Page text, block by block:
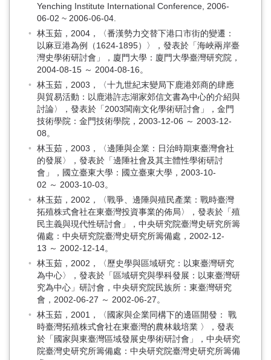
Yenching Institute International Conference, 2006-
06-02 ~ 2006-06-04.
林玉茹，2004，〈番漢勢力交替下港口市街的變遷：
以麻豆港為例（1624-1895）〉，發表於「海峽兩岸臺
灣史學術研討會」，廈門大學：廈門大學臺灣研究院，
2004-08-15 ～ 2004-08-16。
林玉茹，2003，〈十九世紀末變局下鹿港郊商的肆應
與貿易活動：以鹿港許志湖家郊信文書為中心的介紹與
討論〉，發表於「2003閩南文化學術研討會」，金門
技術學院：金門技術學院，2003-12-06 ～ 2003-12-
08。
林玉茹，2003，〈邊陲與企業：日治時期東臺灣會社
的發展〉，發表於「邊陲社會及其主體性學術研討
會」，國立臺東大學：國立臺東大學，2003-10-
02 ～ 2003-10-03。
林玉茹，2002，〈戰爭、邊陲與殖民產業：戰時臺灣
拓殖株式會社在東臺灣投資事業的佈局〉，發表於「殖
民主義與現代性研討會」，中央研究院臺灣史研究所籌
備處：中央研究院臺灣史研究所籌備處，2002-12-
13 ～ 2002-12-14。
林玉茹，2002，〈歷史學與區域研究：以東臺灣研究
為中心〉，發表於「區域研究與學科發展：以東臺灣研
究為中心」研討會，中央研究院民族所：東臺灣研究
會，2002-06-27 ～ 2002-06-27。
林玉茹，2001，〈國家與企業同構下的邊區開發： 戰
時臺灣拓殖株式會社在東臺灣的農林栽培業 〉，發表
於「國家與東臺灣區域發展史學術研討會」，中央研究
院臺灣史研究所籌備處：中央研究院臺灣史研究所籌備